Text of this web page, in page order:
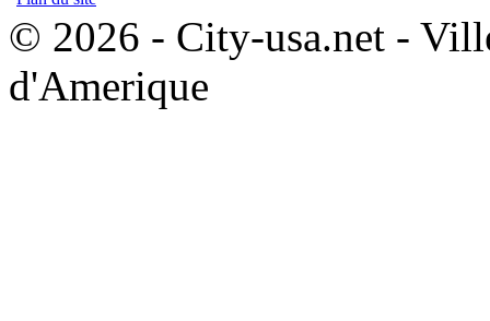
© 2026 - City-usa.net -
d'Amerique